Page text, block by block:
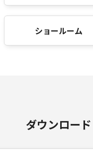
ショールーム
ダウンロード